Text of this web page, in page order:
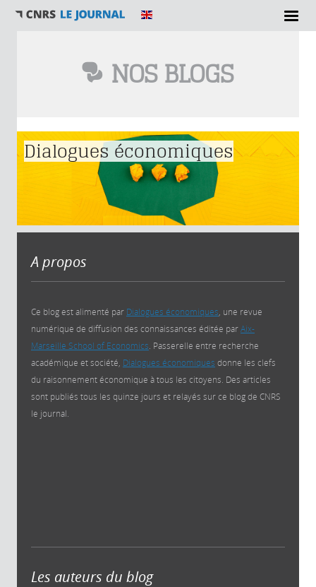
NOS BLOGS
Vous êtes ici
Dialogues économiques
A propos
Ce blog est alimenté par Dialogues économiques , une revue
numérique de diffusion des connaissances éditée parAix-
Marseille School of Economics . Passerelle entre recherche
académique et société, Dialogues économiques donne les clefs
du raisonnement économique à tous les citoyens. Des articles
sont publiés tous les quinze jours et relayés sur ce blog de CNRS
le journal.
Les auteurs du blog